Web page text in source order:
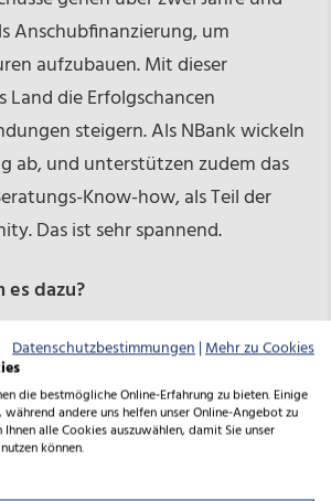
Anschubfinanzierung, um
aufzubauen. Mit dieser
Land die Erfolgschancen
steigern. Als NBank wickeln
ab, und unterstützen zudem das
Know-how, als Teil der
Das ist sehr spannend.
es dazu?
für Gründer sichtbar und über
sein. Ich arbeite gegenwärtig
im Hafven, bin dann jederzeit
City Hub bringe ich
Datenschutzbestimmungen|Mehr zu Cookies
die bestmögliche Online-Erfahrung zu bieten. Einige
andere uns helfen unser Online-Angebot zu
alle Cookies auszuwählen, damit Sie unser
können.